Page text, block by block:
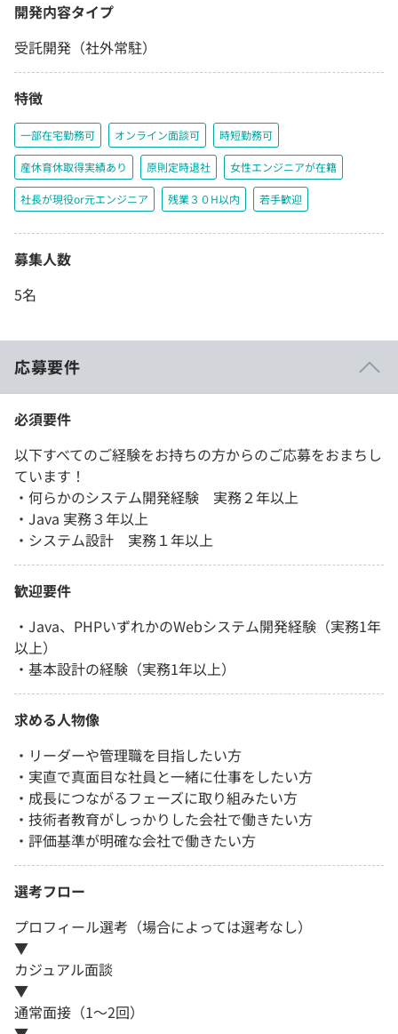
開発内容タイプ
受託開発（社外常駐）
特徴
一部在宅勤務可 オンライン面談可 時短勤務可
産休育休取得実績あり 原則定時退社 女性エンジニアが在籍
社長が現役or元エンジニア 残業３０H以内 若手歓迎
募集人数
5名
応募要件
必須要件
以下すべてのご経験をお持ちの方からのご応募をおまちし
ています！
・何らかのシステム開発経験 実務２年以上
・Java 実務３年以上
・システム設計 実務１年以上
歓迎要件
・Java、PHPいずれかのWebシステム開発経験（実務1年
以上）
・基本設計の経験（実務1年以上）
求める人物像
・リーダーや管理職を目指したい方
・実直で真面目な社員と一緒に仕事をしたい方
・成長につながるフェーズに取り組みたい方
・技術者教育がしっかりした会社で働きたい方
・評価基準が明確な会社で働きたい方
選考フロー
プロフィール選考（場合によっては選考なし）
▼
カジュアル面談
▼
通常面接（1～2回）